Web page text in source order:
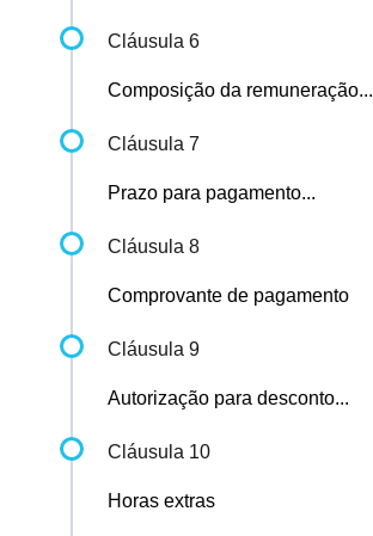
Cláusula 6
Composição da remuneração...
Cláusula 7
Prazo para pagamento...
Cláusula 8
Comprovante de pagamento
Cláusula 9
Autorização para desconto...
Cláusula 10
Horas extras